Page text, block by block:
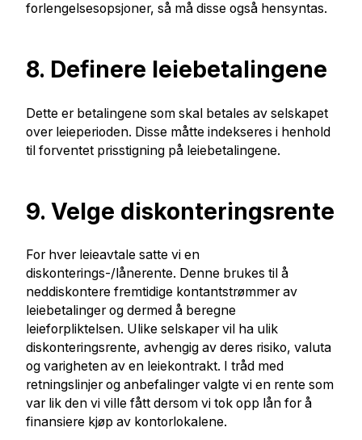
forlengelsesopsjoner, så må disse også hensyntas.
8. Definere leiebetalingene
Dette er betalingene som skal betales av selskapet
over leieperioden. Disse måtte indekseres i henhold
til forventet prisstigning på leiebetalingene.
9. Velge diskonteringsrente
For hver leieavtale satte vi en
diskonterings-/lånerente. Denne brukes til å
neddiskontere fremtidige kontantstrømmer av
leiebetalinger og dermed å beregne
leieforpliktelsen. Ulike selskaper vil ha ulik
diskonteringsrente, avhengig av deres risiko, valuta
og varigheten av en leiekontrakt. I tråd med
retningslinjer og anbefalinger valgte vi en rente som
var lik den vi ville fått dersom vi tok opp lån for å
finansiere kjøp av kontorlokalene.